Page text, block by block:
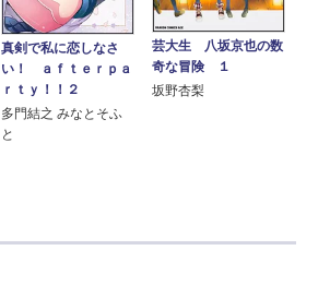
真剣で私に恋しなさ
い！ ａｆｔｅｒｐａ
ｒｔｙ！！２
多門結之 みなとそふ
と
芸大生 八坂京也の数
奇な冒険 １
坂野杏梨